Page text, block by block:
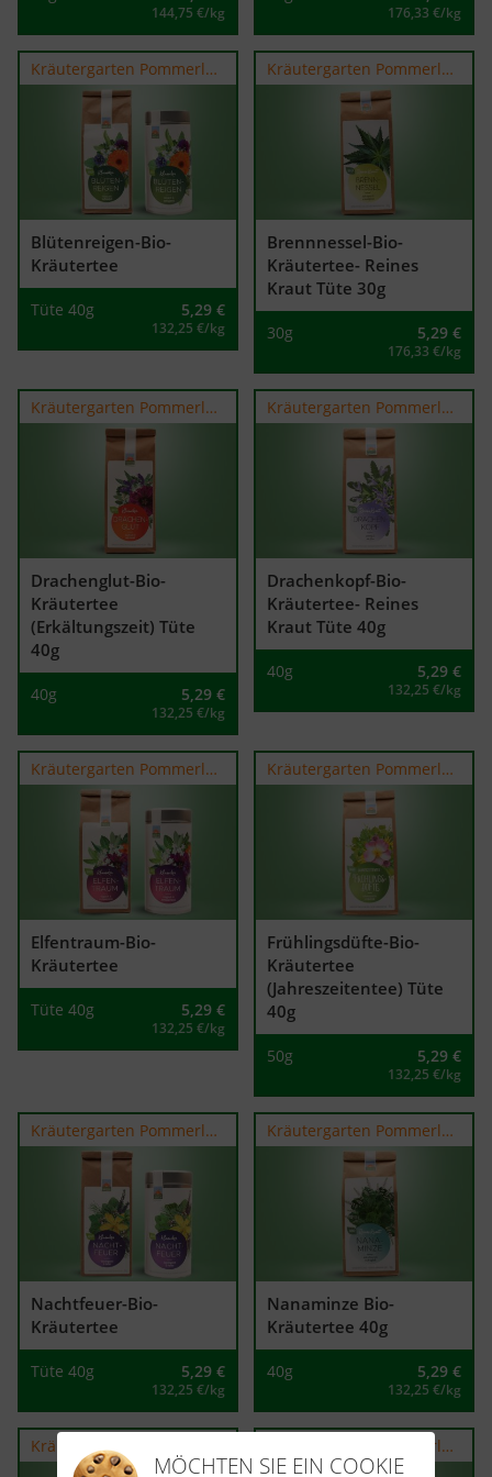
144,75 €/kg 176,33 €/kg
Kräutergarten Pommerland
Blütenreigen-Bio-
Kräutertee
Tüte 40g 5,29 €
132,25 €/kg
Kräutergarten Pommerland
Brennnessel-Bio-
Kräutertee- Reines
Kraut Tüte 30g
30g 5,29 €
176,33 €/kg
Kräutergarten Pommerland
Drachenglut-Bio-
Kräutertee
(Erkältungszeit) Tüte
40g
40g 5,29 €
132,25 €/kg
Kräutergarten Pommerland
Drachenkopf-Bio-
Kräutertee- Reines
Kraut Tüte 40g
40g 5,29 €
132,25 €/kg
Kräutergarten Pommerland
Elfentraum-Bio-
Kräutertee
Tüte 40g 5,29 €
132,25 €/kg
Kräutergarten Pommerland
Frühlingsdüfte-Bio-
Kräutertee
(Jahreszeitentee) Tüte
40g
50g 5,29 €
132,25 €/kg
Kräutergarten Pommerland
Nachtfeuer-Bio-
Kräutertee
Tüte 40g 5,29 €
132,25 €/kg
Kräutergarten Pommerland
Nanaminze Bio-
Kräutertee 40g
40g 5,29 €
132,25 €/kg
Kräutergarten Pommerland
MÖCHTEN SIE EIN COOKIE